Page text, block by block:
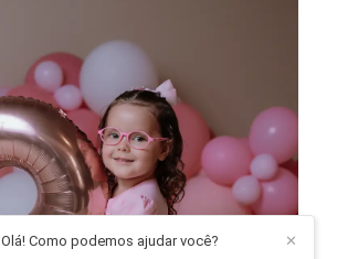
✕
Olá! Como podemos ajudar você?